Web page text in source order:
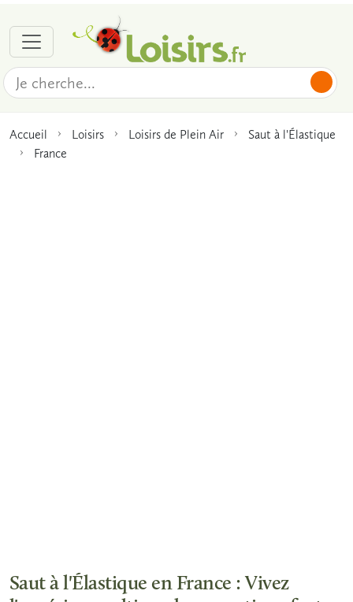
Accueil Loisirs Loisirs de Plein Air
Saut à l'Élastique
France
Saut à l'Élastique en France : Vivez